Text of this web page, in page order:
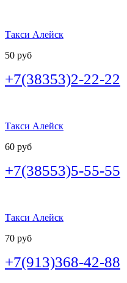
Такси Алейск
50 руб
+7(38353)2-22-22
Такси Алейск
60 руб
+7(38553)5-55-55
Такси Алейск
70 руб
+7(913)368-42-88